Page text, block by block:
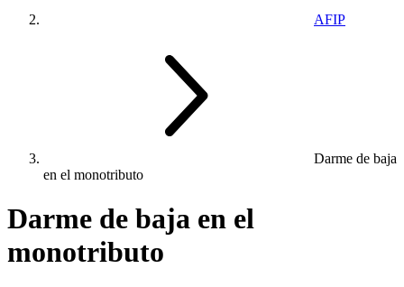
AFIP
Darme de baja
en el monotributo
Darme de baja en el
monotributo